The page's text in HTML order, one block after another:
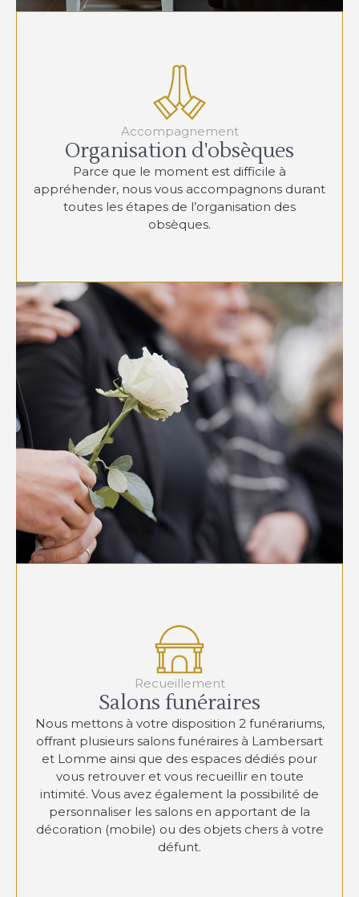
Accompagnement
Organisation d'obsèques
Parce que le moment est difficile à
appréhender, nous vous accompagnons durant
toutes les étapes de l’organisation des
obsèques.
Recueillement
Salons funéraires
Nous mettons à votre disposition 2 funérariums,
offrant plusieurs salons funéraires à Lambersart
et Lomme ainsi que des espaces dédiés pour
vous retrouver et vous recueillir en toute
intimité. Vous avez également la possibilité de
personnaliser les salons en apportant de la
décoration (mobile) ou des objets chers à votre
défunt.